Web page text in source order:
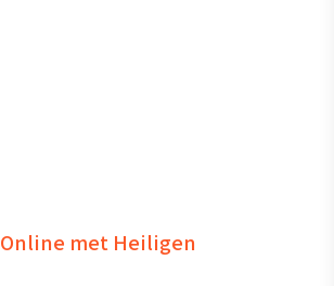
Online met Heiligen